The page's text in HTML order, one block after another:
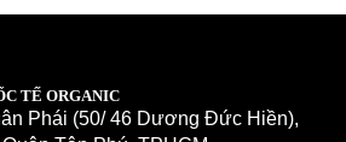
TẾ ORGANIC
Phái (50/ 46 Dương Đức Hiền),